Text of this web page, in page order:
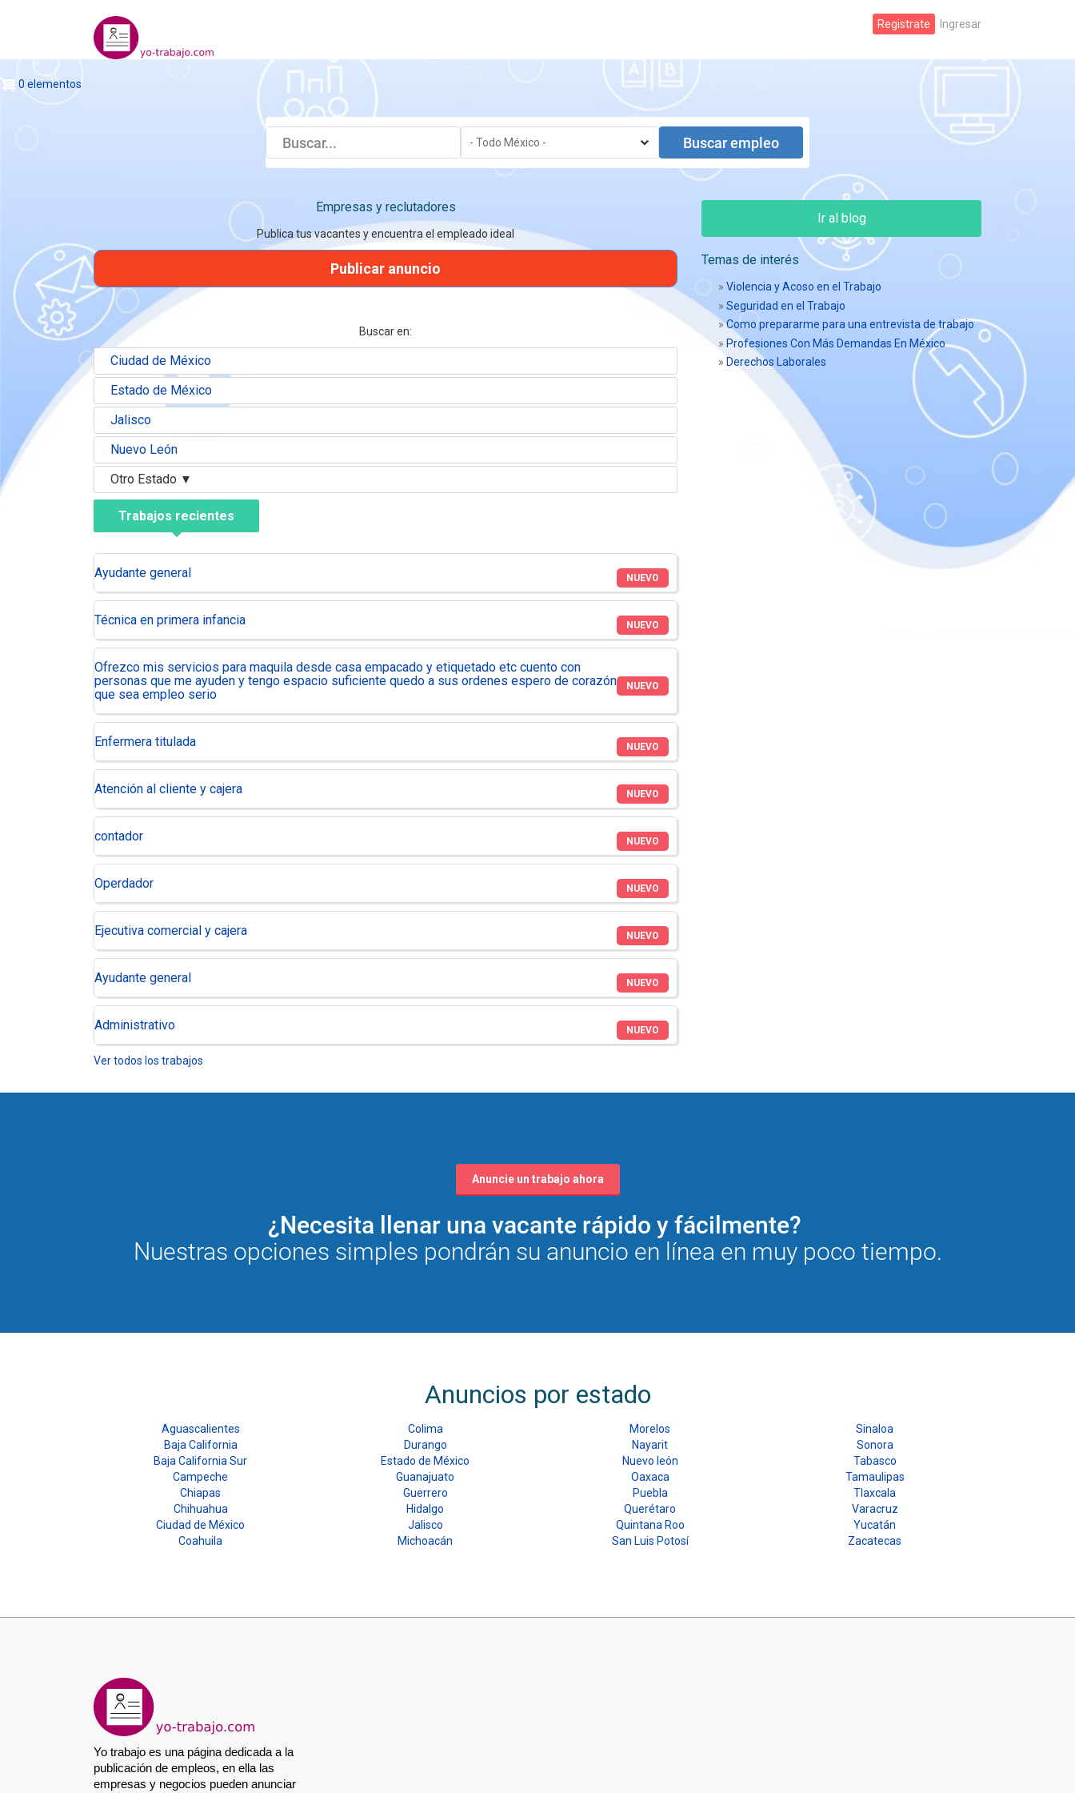
Registrate Ingresar
0 elementos
Empresas y reclutadores
Publica tus vacantes y encuentra el empleado ideal
Publicar anuncio
Buscar en:
Ciudad de México
Estado de México
Jalisco
Nuevo León
Otro Estado ▼
Trabajos recientes
Ayudante general NUEVO
Técnica en primera infancia NUEVO
Ofrezco mis servicios para maquila desde casa empacado y etiquetado etc cuento con
personas que me ayuden y tengo espacio suficiente quedo a sus ordenes espero de corazón
que sea empleo serio
NUEVO
Enfermera titulada NUEVO
Atención al cliente y cajera NUEVO
contador NUEVO
Operdador NUEVO
Ejecutiva comercial y cajera NUEVO
Ayudante general NUEVO
Administrativo NUEVO
Ver todos los trabajos
Ir al blog
Temas de interés
» Violencia y Acoso en el Trabajo
» Seguridad en el Trabajo
»Como prepararme para una entrevista de trabajo
» Profesiones Con Más Demandas En México
» Derechos Laborales
Anuncie un trabajo ahora
¿Necesita llenar una vacante rápido y fácilmente?
Nuestras opciones simples pondrán su anuncio en línea en muy poco tiempo.
Anuncios por estado
Aguascalientes
Baja California
Baja California Sur
Campeche
Chiapas
Chihuahua
Ciudad de México
Coahuila
Colima
Durango
Estado de México
Guanajuato
Guerrero
Hidalgo
Jalisco
Michoacán
Morelos
Nayarit
Nuevo león
Oaxaca
Puebla
Querétaro
Quintana Roo
San Luis Potosí
Sinaloa
Sonora
Tabasco
Tamaulipas
Tlaxcala
Varacruz
Yucatán
Zacatecas
Yo trabajo es una página dedicada a la
publicación de empleos, en ella las
empresas y negocios pueden anunciar